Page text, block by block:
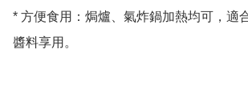
* 方便食用：焗爐、氣炸鍋加熱均可，適
醬料享用。